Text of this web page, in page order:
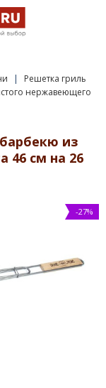
Решетка гриль
нержавеющего
из
46 см на 26
-27%